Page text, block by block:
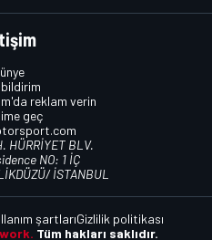
reklam verin
geç
HÜRRİYET BLV.
NO: 1 İÇ
İSTANBUL
Tüm hakları saklıdır.
şartlarıGizlilik politikası